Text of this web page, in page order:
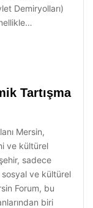
Demiryolları)
Tartışma
Mersin,
ve kültürel
sadece
ve kültürel
Forum, bu
biri